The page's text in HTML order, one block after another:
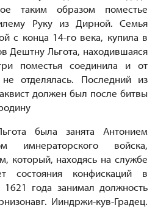
таким образом поместье
Руку из Дирной. Семья
с конца 14-го века, купила в
Дештну Льгота, находившаяся
поместья соединила и от
отделялась. Последний из
должен был после битвы
была занята Антонием
имнераторского войска,
который, находясь на службе
состояния конфискаций в
года занимал должность
Ииндржи-кув-Градец.